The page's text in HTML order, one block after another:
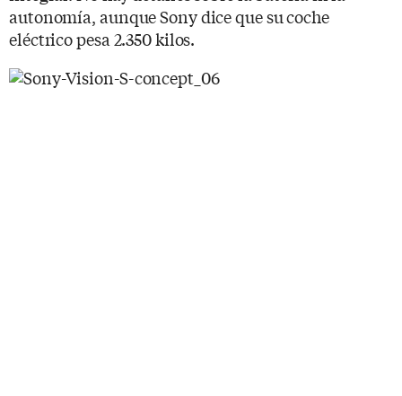
autonomía, aunque Sony dice que su coche
eléctrico pesa 2.350 kilos.